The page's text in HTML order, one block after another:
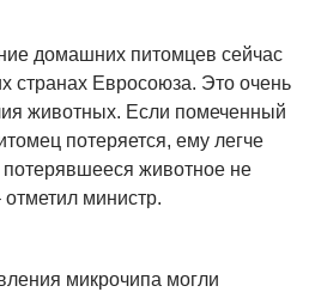
домашних питомцев сейчас
странах Евросоюза. Это очень
животных. Если помеченный
потеряется, ему легче
потерявшееся животное не
министр.
микрочипа могли